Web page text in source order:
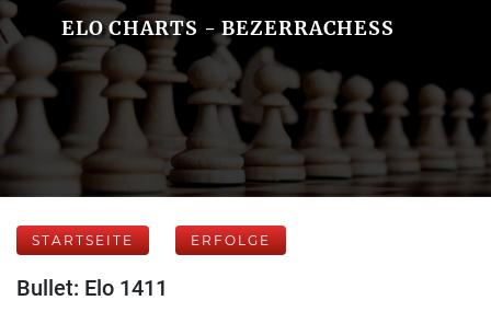
ELO CHARTS - BEZERRACHESS
STARTSEITE ERFOLGE
Bullet: Elo 1411